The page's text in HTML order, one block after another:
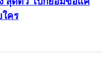
ใคร